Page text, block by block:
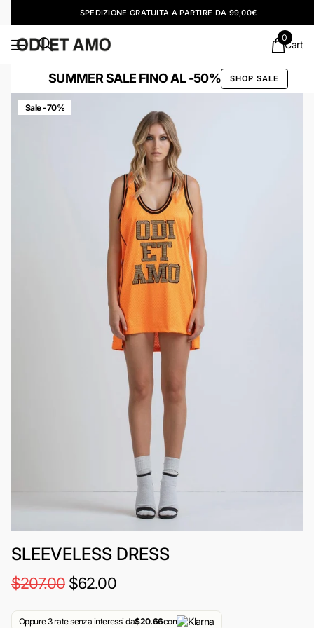
SPEDIZIONE GRATUITA A PARTIRE DA 99,00€
Cart
0
SUMMER SALE FINO AL -50% SHOP SALE
Sale -70%
SLEEVELESS DRESS
$207.00$62.00
Oppure 3 rate senza interessi da$20.66con